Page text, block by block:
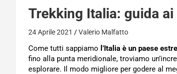
Trekking Italia: guida
24 Aprile 2021 Valerio Malfatto
Come tutti sappiamo l’Italia è un paese
fino alla punta meridionale, troviamo
esplorare. Il modo migliore per godere al